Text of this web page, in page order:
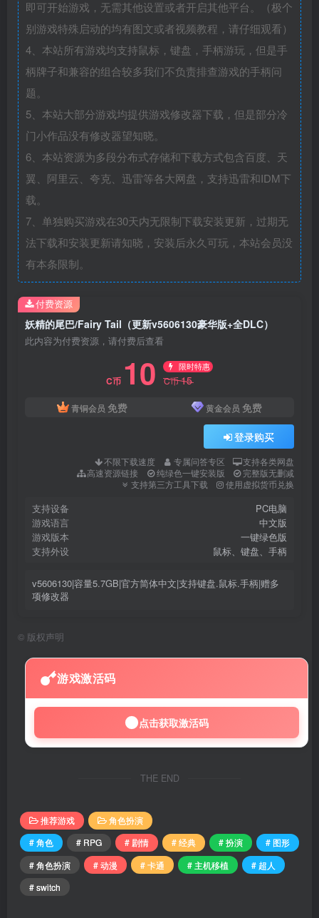
即可开始游戏，无需其他设置或者开启其他平台。（极个
别游戏特殊启动的均有图文或者视频教程，请仔细观看）
4、本站所有游戏均支持鼠标，键盘，手柄游玩，但是手
柄牌子和兼容的组合较多我们不负责排查游戏的手柄问
题。
5、本站大部分游戏均提供游戏修改器下载，但是部分冷
门小作品没有修改器望知晓。
6、本站资源为多段分布式存储和下载方式包含百度、天
翼、阿里云、夸克、迅雷等各大网盘，支持迅雷和IDM下
载。
7、单独购买游戏在30天内无限制下载安装更新，过期无
法下载和安装更新请知晓，安装后永久可玩，本站会员没
有本条限制。
妖精的尾巴/Fairy Tail（更新v5606130豪华版+全DLC）
此内容为付费资源，请付费后查看
C币 10 限时特惠
C币15
青铜会员 免费 黄金会员 免费
登录购买
不限下载速度 专属问答专区
支持各类网盘
高速资源链接
纯绿色一键安装版
完整版无删减
支持第三方工具下载
使用虚拟货币兑换
支持设备
PC电脑
游戏语言
中文版
游戏版本
一键绿色版
支持外设
鼠标、键盘、手柄
v5606130|容量5.7GB|官方简体中文|支持键盘.鼠标.手柄|赠多
项修改器
付费资源
© 版权声明
游戏激活码
点击获取激活码
THE END
推荐游戏
角色扮演
# 角色
# RPG # 剧情 # 经典 # 扮演
# 图形
# 角色扮演
# 动漫 # 卡通 # 主机移植
# 超人
# switch